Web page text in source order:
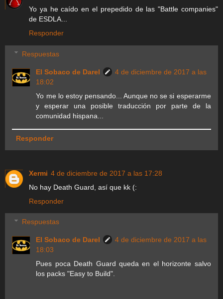
Yo ya he caído en el prepedido de las "Battle companies"
de ESDLA...
Responder
Respuestas
El Sobaco de Darel
4 de diciembre de 2017 a las
18:02
Yo me lo estoy pensando... Aunque no se si esperarme
y esperar una posible traducción por parte de la
comunidad hispana...
Responder
Xermi 4 de diciembre de 2017 a las 17:28
No hay Death Guard, así que kk (:
Responder
Respuestas
El Sobaco de Darel
4 de diciembre de 2017 a las
18:03
Pues poca Death Guard queda en el horizonte salvo
los packs "Easy to Build".